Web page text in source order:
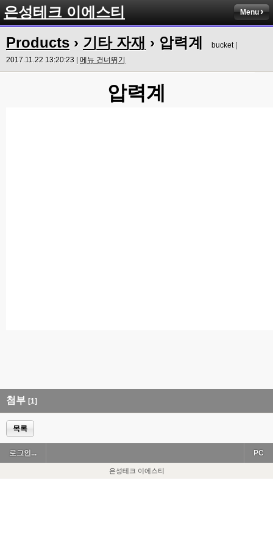
은성테크 이에스티 Menu
Products › 기타 자재 › 압력계
bucket |
2017.11.22 13:20:23 | 메뉴 건너뛰기
압력계
첨부 [1]
목록
로그인... PC
은성테크 이에스티